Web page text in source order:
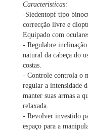
Caracteristicas:
-Siedentopf tipo
correcção livre e
Equipado com
- Regulabre
natural da cabeça do
costas.
- Controle controla o
regular a intensidade
manter suas armas a
relaxada.
- Revolver investido
espaço para a